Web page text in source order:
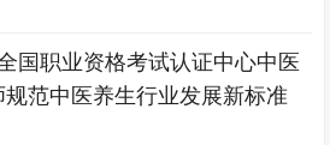
国职业资格考试认证中心中医
规范中医养生行业发展新标准